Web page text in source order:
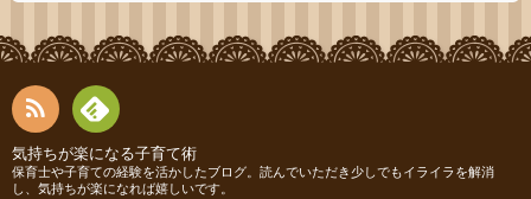
RSS
Fee
気持ちが楽になる子育て術
保育士や子育ての経験を活かしたブログ。読んでいただき少しでもイライラを解消
し、気持ちが楽になれば嬉しいです。